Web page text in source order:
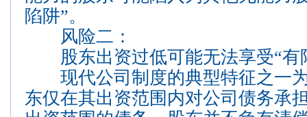
陷阱”。
风险二：
股东出资过低可能无法享受“有
现代公司制度的典型特征之一
东仅在其出资范围内对公司债务承